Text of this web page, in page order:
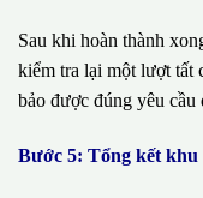
Sau khi hoàn thành
kiểm tra lại một lượt tất
bảo được đúng yêu cầu
Bước 5: Tổng kết khu